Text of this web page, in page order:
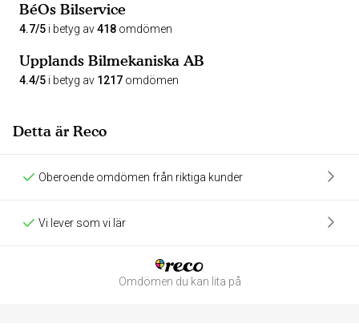
BéOs Bilservice
4.7/5 i betyg av418 omdömen
Upplands Bilmekaniska AB
4.4/5 i betyg av 1217 omdömen
Detta är Reco
Oberoende omdömen från riktiga kunder
Vi lever som vi lär
Omdömen du kan lita på